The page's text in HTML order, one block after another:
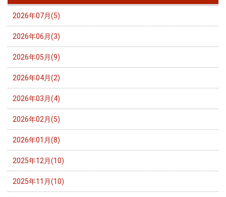
2026年07月(5)
2026年06月(3)
2026年05月(9)
2026年04月(2)
2026年03月(4)
2026年02月(5)
2026年01月(8)
2025年12月(10)
2025年11月(10)